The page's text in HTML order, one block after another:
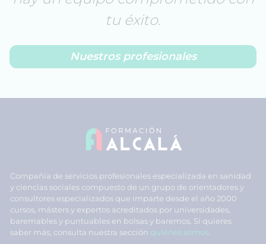
tu éxito.
Nuestros profesionales
Compañía de servicios profesionales especializada en sanidad
y ciencias sociales compuesto de un grupo de orientadores y
consultores especializados que imparte desde el año 2000
cursos, másters y expertos acreditados por universidades,
baremables y puntuables en bolsas y baremos. Si quieres
saber más, consulta nuestra sección quiénes somos